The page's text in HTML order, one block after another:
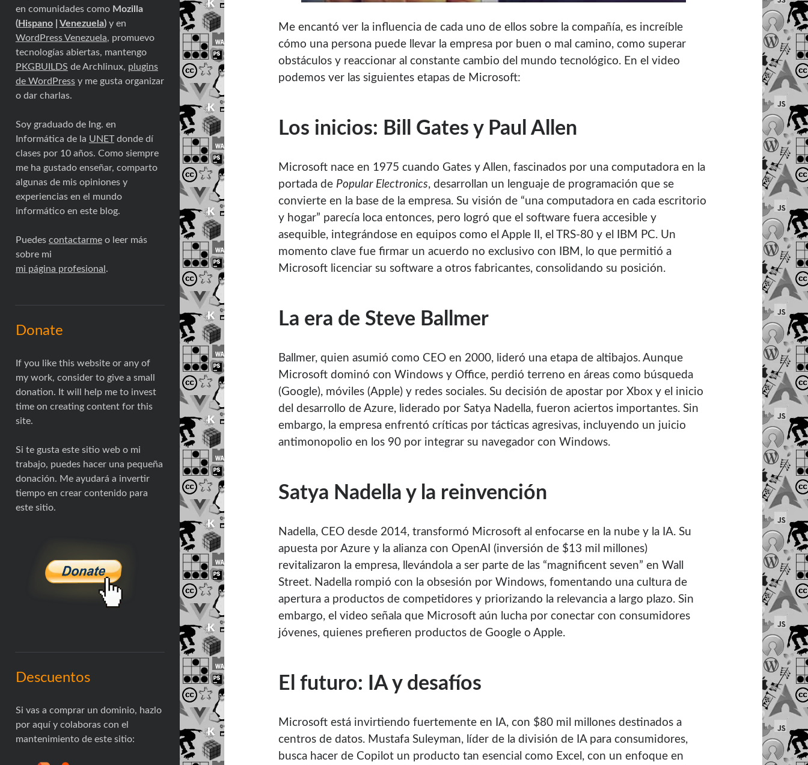
en comunidades como Mozilla
(Hispano| Venezuela)y en
WordPress Venezuela, promuevo
tecnologías abiertas, mantengo
PKGBUILDS de Archlinux, plugins
de WordPressy me gusta organizar
o dar charlas.
Soy graduado de Ing. en
Informática de la UNETdonde dí
clases por 10 años. Como siempre
me ha gustado enseñar, comparto
algunas de mis opiniones y
experiencias en el mundo
informático en este blog.
Puedes contactarmeo leer más
sobre mi
mi página profesional .
Donate
If you like this website or any of
my work, consider to give a small
donation. It will help me to invest
time on creating content for this
site.
Si te gusta este sitio web o mi
trabajo, puedes hacer una pequeña
donación. Me ayudará a invertir
tiempo en crear contenido para
este sitio.
Descuentos
Si vas a comprar un dominio, hazlo
por aquí y colaboras con el
mantenimiento de este sitio:
Me encantó ver la influencia de cada uno de ellos sobre la compañía, es increíble
cómo una persona puede llevar la empresa por buen o mal camino, como superar
obstáculos y reaccionar al constante cambio del mundo tecnológico. En el video
podemos ver las siguientes etapas de Microsoft:
Los inicios: Bill Gates y Paul Allen
Microsoft nace en 1975 cuando Gates y Allen, fascinados por una computadora en la
portada de Popular Electronics, desarrollan un lenguaje de programación que se
convierte en la base de la empresa. Su visión de “una computadora en cada escritorio
y hogar” parecía loca entonces, pero logró que el software fuera accesible y
asequible, integrándose en equipos como el Apple II, el TRS-80 y el IBM PC. Un
momento clave fue firmar un acuerdo no exclusivo con IBM, lo que permitió a
Microsoft licenciar su software a otros fabricantes, consolidando su posición.
La era de Steve Ballmer
Ballmer, quien asumió como CEO en 2000, lideró una etapa de altibajos. Aunque
Microsoft dominó con Windows y Office, perdió terreno en áreas como búsqueda
(Google), móviles (Apple) y redes sociales. Su decisión de apostar por Xbox y el inicio
del desarrollo de Azure, liderado por Satya Nadella, fueron aciertos importantes. Sin
embargo, la empresa enfrentó críticas por tácticas agresivas, incluyendo un juicio
antimonopolio en los 90 por integrar su navegador con Windows.
Satya Nadella y la reinvención
Nadella, CEO desde 2014, transformó Microsoft al enfocarse en la nube y la IA. Su
apuesta por Azure y la alianza con OpenAI (inversión de $13 mil millones)
revitalizaron la empresa, llevándola a ser parte de las “magnificent seven” en Wall
Street. Nadella rompió con la obsesión por Windows, fomentando una cultura de
apertura a productos de competidores y priorizando la relevancia a largo plazo. Sin
embargo, el video señala que Microsoft aún lucha por conectar con consumidores
jóvenes, quienes prefieren productos de Google o Apple.
El futuro: IA y desafíos
Microsoft está invirtiendo fuertemente en IA, con $80 mil millones destinados a
centros de datos. Mustafa Suleyman, líder de la división de IA para consumidores,
busca hacer de Copilot un producto tan esencial como Excel, con un enfoque en